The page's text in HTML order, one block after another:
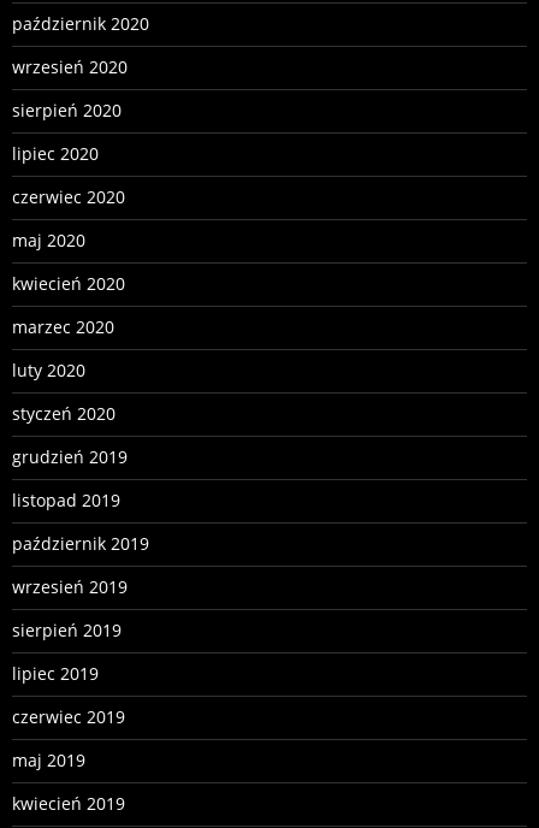
październik 2020
wrzesień 2020
sierpień 2020
lipiec 2020
czerwiec 2020
maj 2020
kwiecień 2020
marzec 2020
luty 2020
styczeń 2020
grudzień 2019
listopad 2019
październik 2019
wrzesień 2019
sierpień 2019
lipiec 2019
czerwiec 2019
maj 2019
kwiecień 2019